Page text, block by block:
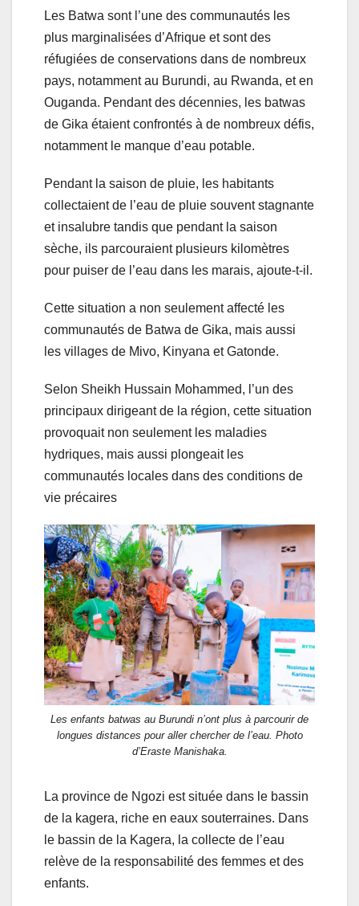
Les Batwa sont l’une des communautés les
plus marginalisées d’Afrique et sont des
réfugiées de conservations dans de nombreux
pays, notamment au Burundi, au Rwanda, et en
Ouganda. Pendant des décennies, les batwas
de Gika étaient confrontés à de nombreux défis,
notamment le manque d’eau potable.
Pendant la saison de pluie, les habitants
collectaient de l’eau de pluie souvent stagnante
et insalubre tandis que pendant la saison
sèche, ils parcouraient plusieurs kilomètres
pour puiser de l’eau dans les marais, ajoute-t-il.
Cette situation a non seulement affecté les
communautés de Batwa de Gika, mais aussi
les villages de Mivo, Kinyana et Gatonde.
Selon Sheikh Hussain Mohammed, l’un des
principaux dirigeant de la région, cette situation
provoquait non seulement les maladies
hydriques, mais aussi plongeait les
communautés locales dans des conditions de
vie précaires
Les enfants batwas au Burundi n’ont plus à parcourir de
longues distances pour aller chercher de l’eau. Photo
d’Eraste Manishaka.
La province de Ngozi est située dans le bassin
de la kagera, riche en eaux souterraines. Dans
le bassin de la Kagera, la collecte de l’eau
relève de la responsabilité des femmes et des
enfants.